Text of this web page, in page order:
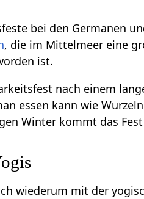
bei den Germanen
, die im Mittelmeer eine
ist.
nach einem
essen kann wie
Winter kommt das
wiederum mit der